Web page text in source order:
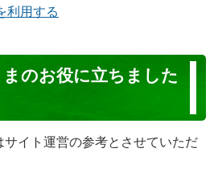
利用する
のお役に立ちました
イト運営の参考とさせていただ